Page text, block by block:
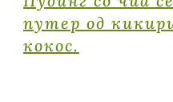
путер од
кокос.